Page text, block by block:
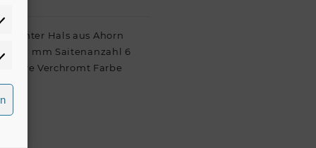
Hals aus Ahorn
630 mm Saitenanzahl 6
Verchromt Farbe